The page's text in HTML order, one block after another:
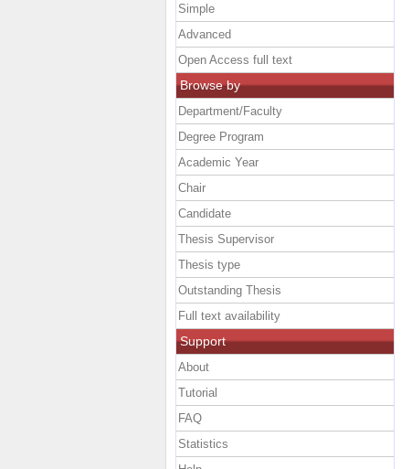
Simple
Advanced
Open Access full text
Browse by
Department/Faculty
Degree Program
Academic Year
Chair
Candidate
Thesis Supervisor
Thesis type
Outstanding Thesis
Full text availability
Support
About
Tutorial
FAQ
Statistics